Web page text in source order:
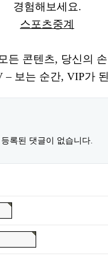
경험해보세요.
스포츠중계
든 콘텐츠, 당신의
– 보는 순간, VIP가
등록된 댓글이 없습니다.